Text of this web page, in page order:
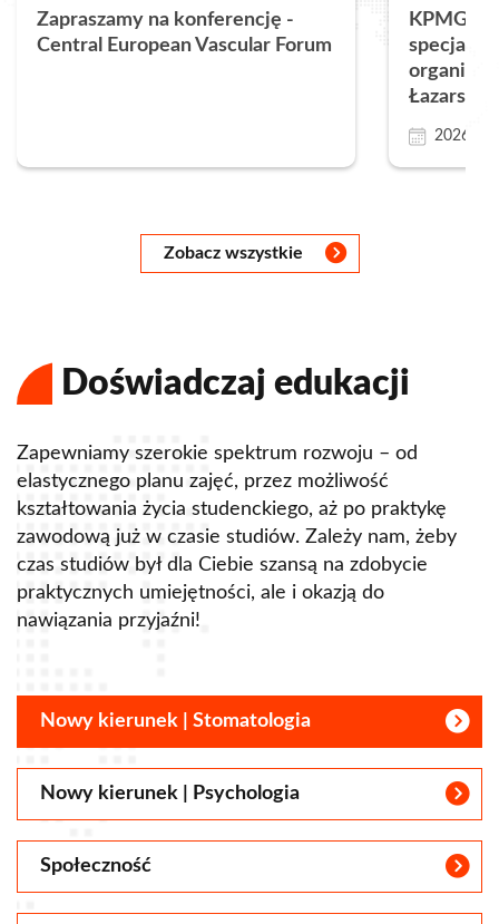
Zapraszamy na konferencję -
Central European Vascular Forum
KPMG w
Zobacz wszystkie
Doświadczaj edukacji
Zapewniamy szerokie spektrum rozwoju – od
elastycznego planu zajęć, przez możliwość
kształtowania życia studenckiego, aż po praktykę
zawodową już w czasie studiów. Zależy nam, żeby
czas studiów był dla Ciebie szansą na zdobycie
praktycznych umiejętności, ale i okazją do
nawiązania przyjaźni!
Nowy kierunek | Stomatologia
Nowy kierunek | Psychologia
Społeczność